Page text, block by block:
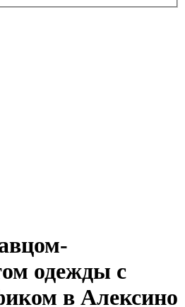
одежды с
в Алексино